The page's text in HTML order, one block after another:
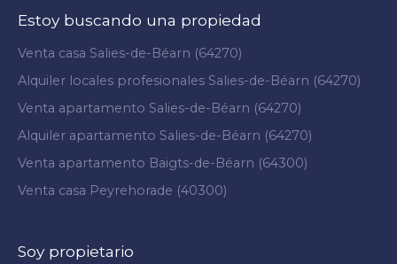
Estoy buscando una propiedad
Venta casa Salies-de-Béarn (64270)
Alquiler locales profesionales Salies-de-Béarn (64270)
Venta apartamento Salies-de-Béarn (64270)
Alquiler apartamento Salies-de-Béarn (64270)
Venta apartamento Baigts-de-Béarn (64300)
Venta casa Peyrehorade (40300)
Soy propietario